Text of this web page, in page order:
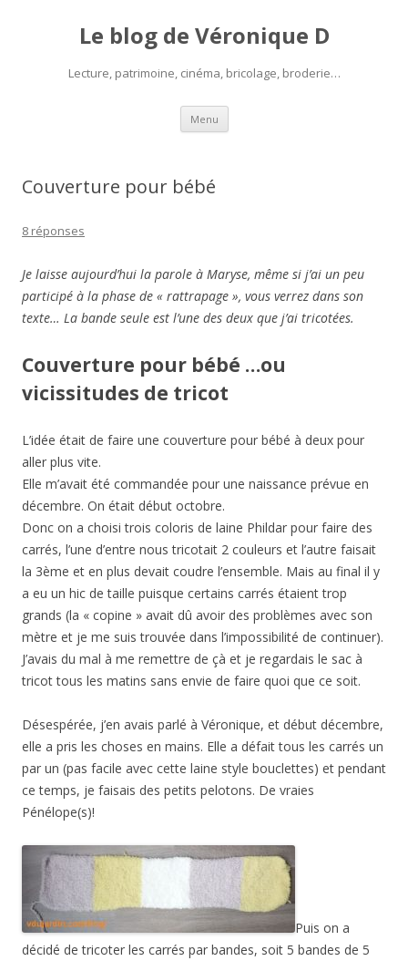
Le blog de Véronique D
Lecture, patrimoine, cinéma, bricolage, broderie…
Menu Aller
contenu
Couverture pour bébé
8 réponses
Je laisse aujourd’hui la parole à Maryse, même si j’ai un peu
participé à la phase de « rattrapage », vous verrez dans son
texte… La bande seule est l’une des deux que j’ai tricotées.
Couverture pour bébé …ou
vicissitudes de tricot
L’idée était de faire une couverture pour bébé à deux pour
aller plus vite.
Elle m’avait été commandée pour une naissance prévue en
décembre. On était début octobre.
Donc on a choisi trois coloris de laine Phildar pour faire des
carrés, l’une d’entre nous tricotait 2 couleurs et l’autre faisait
la 3ème et en plus devait coudre l’ensemble. Mais au final il y
a eu un hic de taille puisque certains carrés étaient trop
grands (la « copine » avait dû avoir des problèmes avec son
mètre et je me suis trouvée dans l’impossibilité de continuer).
J’avais du mal à me remettre de çà et je regardais le sac à
tricot tous les matins sans envie de faire quoi que ce soit.
Désespérée, j’en avais parlé à Véronique, et début décembre,
elle a pris les choses en mains. Elle a défait tous les carrés un
par un (pas facile avec cette laine style bouclettes) et pendant
ce temps, je faisais des petits pelotons. De vraies
Pénélope(s)!
Puis on a
décidé de tricoter les carrés par bandes, soit 5 bandes de 5